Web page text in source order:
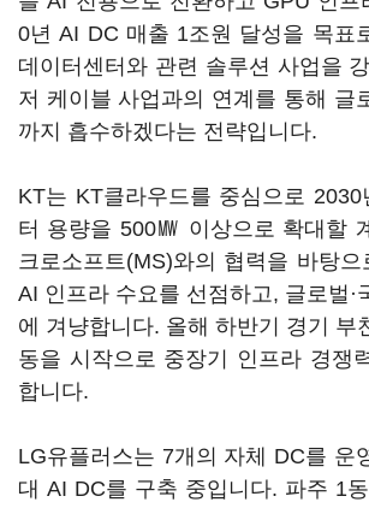
0년 AI DC 매출 1조원 달성을 목표
데이터센터와 관련 솔루션 사업을
저 케이블 사업과의 연계를 통해 글
까지 흡수하겠다는 전략입니다.
KT는 KT클라우드를 중심으로 2030
터 용량을 500㎿ 이상으로 확대할
크로소프트(MS)와의 협력을 바탕으
AI 인프라 수요를 선점하고, 글로벌·
에 겨냥합니다. 올해 하반기 경기 부
동을 시작으로 중장기 인프라 경쟁
합니다.
LG유플러스는 7개의 자체 DC를 운
대 AI DC를 구축 중입니다. 파주 1